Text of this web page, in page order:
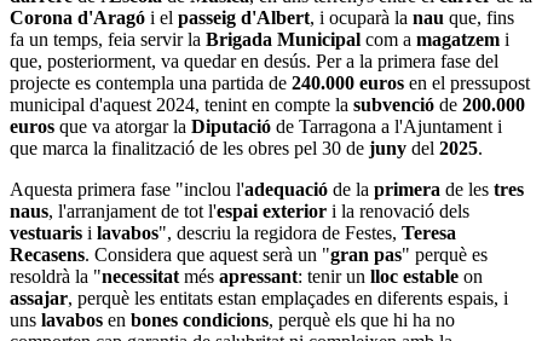
Corona d'Aragó i el passeig d'Albert, i ocuparà la nau que, fins
fa un temps, feia servir la Brigada Municipal com a magatzem i
que, posteriorment, va quedar en desús. Per a la primera fase del
projecte es contempla una partida de 240.000 euros en el pressupost
municipal d'aquest 2024, tenint en compte la subvenció de 200.000
euros que va atorgar la Diputació de Tarragona a l'Ajuntament i
que marca la finalització de les obres pel 30 de juny del 2025.
Aquesta primera fase "inclou l'adequació de la primera de les tres
naus, l'arranjament de tot l'espai exterior i la renovació dels
vestuaris i lavabos", descriu la regidora de Festes, Teresa
Recasens. Considera que aquest serà un "gran pas" perquè es
resoldrà la "necessitat més apressant: tenir un lloc estable on
assajar, perquè les entitats estan emplaçades en diferents espais, i
uns lavabos en bones condicions, perquè els que hi ha no